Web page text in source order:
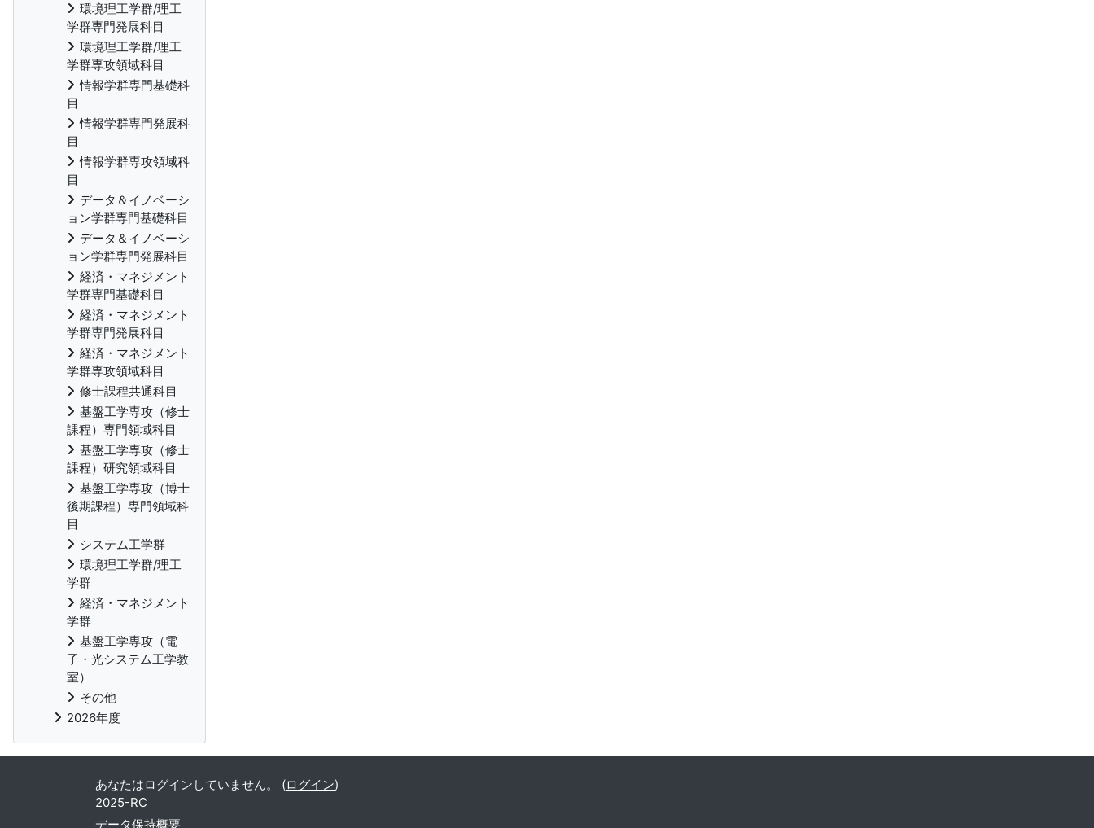
環境理工学群/理工
学群専門発展科目
環境理工学群/理工
学群専攻領域科目
情報学群専門基礎科
目
情報学群専門発展科
目
情報学群専攻領域科
目
データ＆イノベーシ
ョン学群専門基礎科目
データ＆イノベーシ
ョン学群専門発展科目
経済・マネジメント
学群専門基礎科目
経済・マネジメント
学群専門発展科目
経済・マネジメント
学群専攻領域科目
修士課程共通科目
基盤工学専攻（修士
課程）専門領域科目
基盤工学専攻（修士
課程）研究領域科目
基盤工学専攻（博士
後期課程）専門領域科
目
システム工学群
環境理工学群/理工
学群
経済・マネジメント
学群
基盤工学専攻（電
子・光システム工学教
室）
その他
2026年度
あなたはログインしていません。 (ログイン)
2025-RC
データ保持概要